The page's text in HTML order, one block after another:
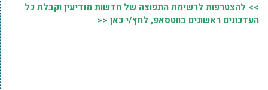
>> להצטרפות לרשימת התפוצה של חדשות מודיעין וקבלת כל
העדכונים ראשונים בווטסאפ, לחץ/י כאן <<